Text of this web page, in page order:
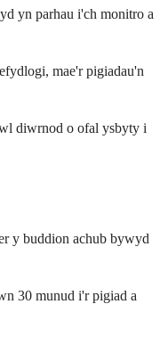
yn parhau i'ch monitro a
mae'r pigiadau'n
diwrnod o ofal ysbyty i
y buddion achub bywyd
30 munud i'r pigiad a